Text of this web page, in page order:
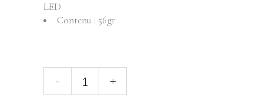
LED
Contenu : 56gr
- +